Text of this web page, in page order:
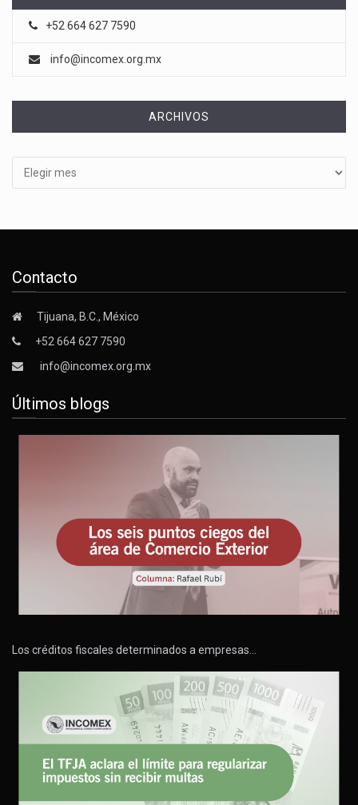
+52 664 627 7590
info@incomex.org.mx
ARCHIVOS
Contacto
Tijuana, B.C., México
+52 664 627 7590
info@incomex.org.mx
Últimos blogs
Los créditos fiscales determinados a empresas…